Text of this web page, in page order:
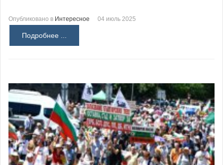
Опубликовано в Интересное 04 июль 2025
Подробнее ...